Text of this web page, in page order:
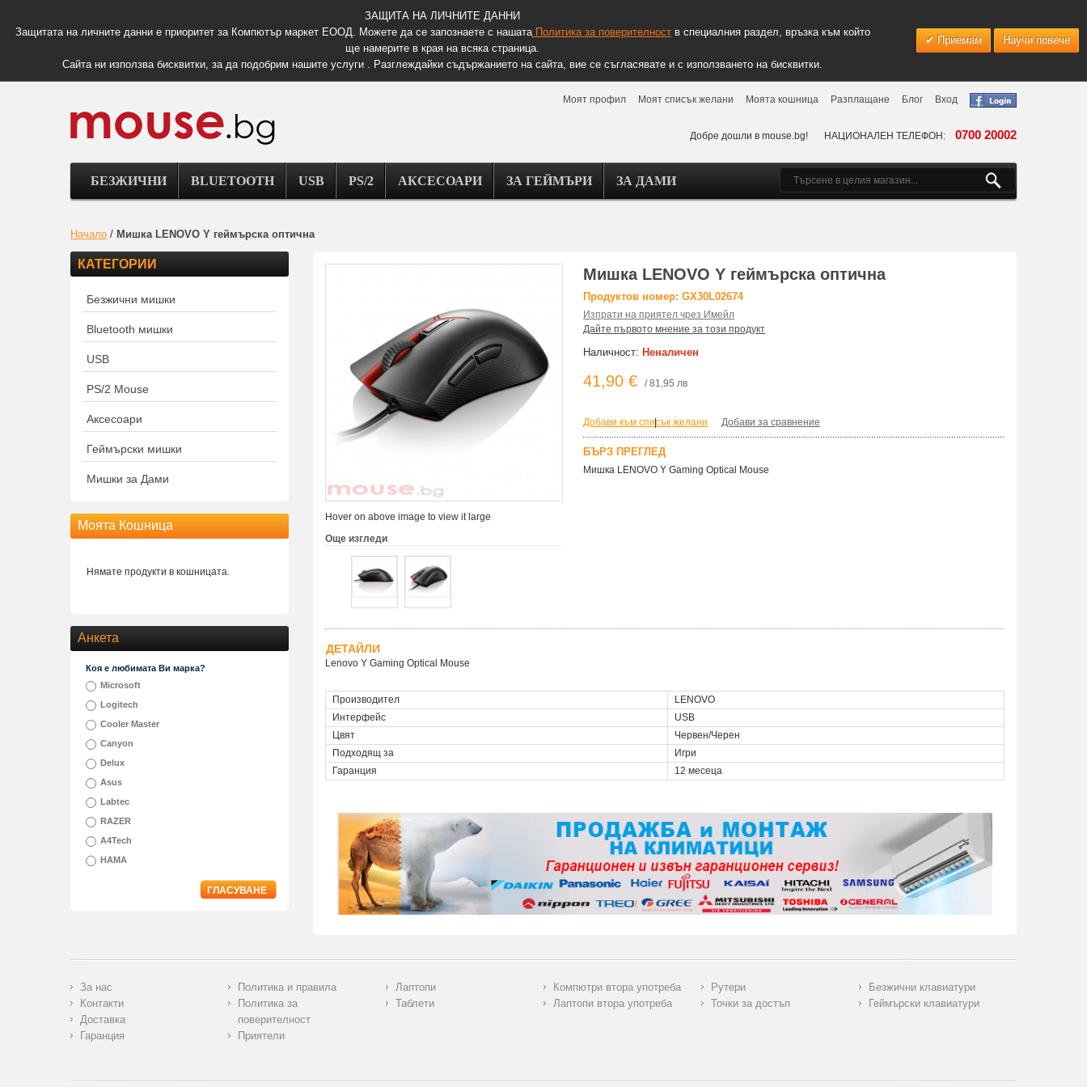
ЗАЩИТА НА ЛИЧНИТЕ ДАННИ
Защитата на личните данни е приоритет за Компютър маркет ЕООД. Можете да се запознаете с нашатаПолитика за поверителноств специалния раздел, връзка към който
ще намерите в края на всяка страница.
Сайта ни използва бисквитки, за да подобрим нашите услуги . Разглеждайки съдържанието на сайта, вие се съгласявате и с използването на бисквитки.
Приемам Научи повече
Моят профил Моят списък желани Моята кошница Разплащане Блог Вход
Добре дошли в mouse.bg! НАЦИОНАЛЕН ТЕЛЕФОН: 0700 20002
БЕЗЖИЧНИ BLUETOOTH USB PS/2 АКСЕСОАРИ ЗА ГЕЙМЪРИ ЗА ДАМИ
Начало / Мишка LENOVO Y геймърска оптична
Hover on above image to view it large
Още изгледи
Мишка LENOVO Y геймърска оптична
Продуктов номер: GX30L02674
Изпрати на приятел чрез Имейл
Дайте първото мнение за този продукт
Наличност: Неналичен
41,90 € / 81,95 лв
Добави към списък желани
| Добави за сравнение
БЪРЗ ПРЕГЛЕД
Мишка LENOVO Y Gaming Optical Mouse
ДЕТАЙЛИ
Lenovo Y Gaming Optical Mouse
Производител
LENOVO
Интерфейс
USB
Цвят
Червен/Черен
Подходящ за
Игри
Гаранция
12 месеца
КАТЕГОРИИ
Безжични мишки
Bluetooth мишки
USB
PS/2 Mouse
Аксесоари
Геймърски мишки
Мишки за Дами
Моята Кошница
Нямате продукти в кошницата.
Анкета
Коя е любимата Ви марка?
Microsoft
Logitech
Cooler Master
Canyon
Delux
Asus
Labtec
RAZER
A4Tech
HAMA
ГЛАСУВАНЕ
За нас
Контакти
Доставка
Гаранция
Политика и правила
Политика за
поверителност
Приятели
Лаптопи
Таблети
Компютри втора употреба
Лаптопи втора употреба
Рутери
Точки за достъп
Безжични клавиатури
Геймърски клавиатури